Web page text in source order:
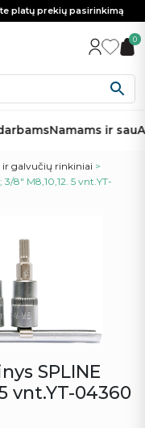
platų prekių pasirinkimą
0
Namams ir sau
galvučių rinkiniai >
8″ M8,10,12. 5 vnt.YT-
SPLINE
5 vnt.YT-04360